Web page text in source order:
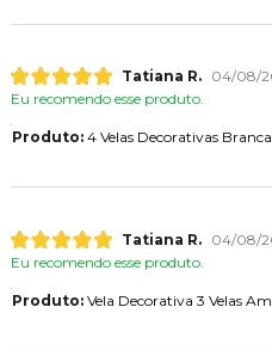
Tatiana R.
04/08/
Eu recomendo esse produto.
Produto:4 Velas Decorativas
Tatiana R.
04/08/
Eu recomendo esse produto.
Produto:Vela Decorativa 3 Velas